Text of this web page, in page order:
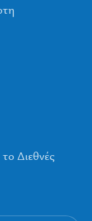
Διεθνές